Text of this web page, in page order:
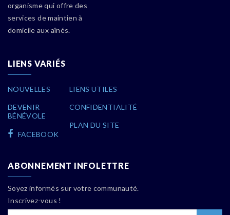
organisme qui offre des
services de maintien à
domicile aux aînés.
LIENS VARIÉS
NOUVELLES
DEVENIR
BÉNÉVOLE
FACEBOOK
LIENS UTILES
CONFIDENTIALITÉ
PLAN DU SITE
ABONNEMENT INFOLETTRE
Soyez informés sur votre communauté.
Inscrivez-vous !